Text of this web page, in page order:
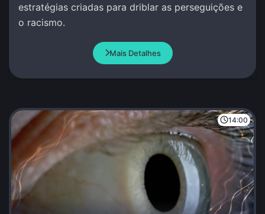
estratégias criadas para driblar as perseguições e
o racismo.
Mais Detalhes
14:00